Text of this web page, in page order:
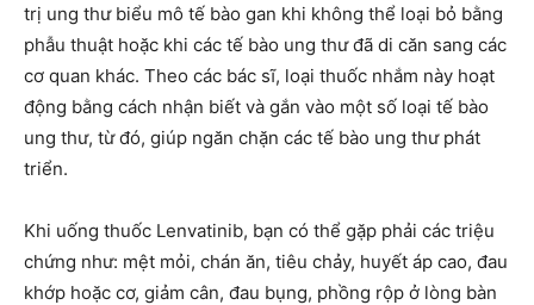
trị ung thư biểu mô tế bào gan khi không thể loại bỏ bằng
phẫu thuật hoặc khi các tế bào ung thư đã di căn sang các
cơ quan khác. Theo các bác sĩ, loại thuốc nhắm này hoạt
động bằng cách nhận biết và gắn vào một số loại tế bào
ung thư, từ đó, giúp ngăn chặn các tế bào ung thư phát
triển.
Khi uống thuốc Lenvatinib, bạn có thể gặp phải các triệu
chứng như: mệt mỏi, chán ăn, tiêu chảy, huyết áp cao, đau
khớp hoặc cơ, giảm cân, đau bụng, phồng rộp ở lòng bàn